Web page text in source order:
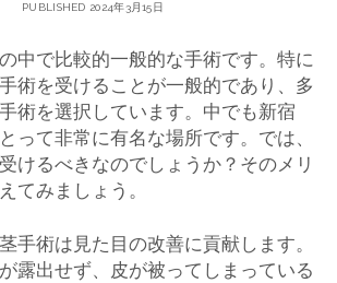
PUBLISHED 2024年3月15日
中で比較的一般的な手術です。 特に
術を受けることが一般的であり、多
術を選択しています。中でも新宿
って非常に有名な場所です。では、
けるべきなのでしょうか？そのメリ
てみましょう。
手術は見た目の改善に貢献します。
露出せず、皮が被ってしまっている